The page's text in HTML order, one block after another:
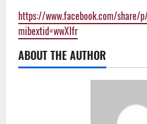
https://www.facebook.com/share/
mibextid=wwXIfr
ABOUT THE AUTHOR